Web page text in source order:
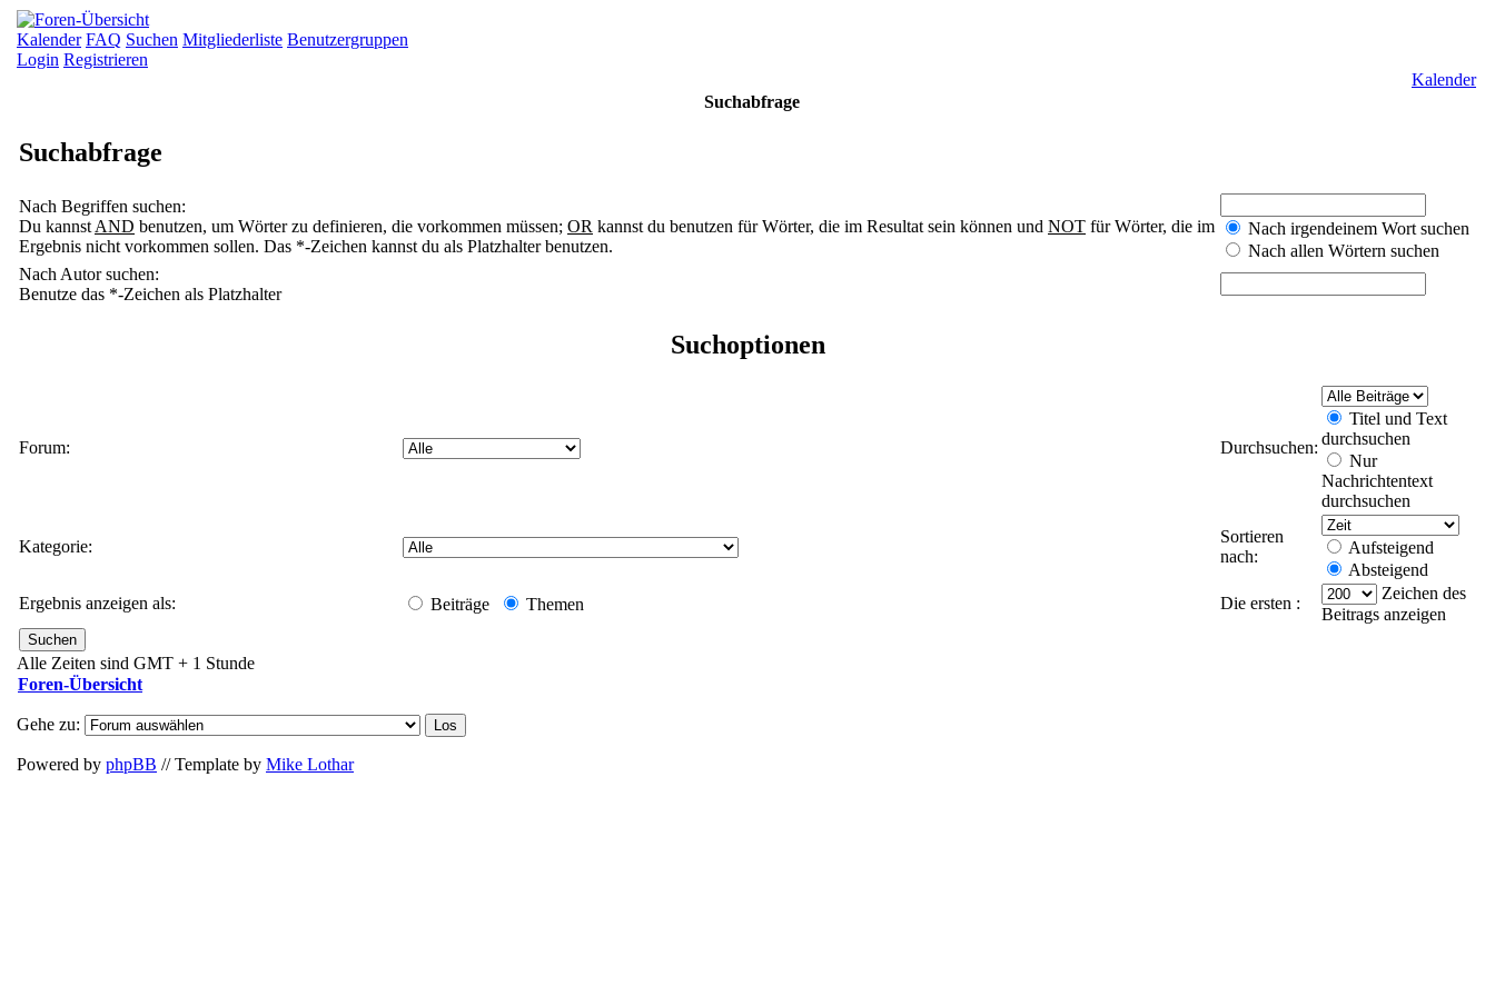
Kalender FAQ Suchen Mitgliederliste Benutzergruppen
Login Registrieren
Kalender
Suchabfrage
Suchabfrage
Nach Begriffen suchen:
Du kannst AND benutzen, um Wörter zu definieren, die vorkommen müssen; OR kannst du benutzen für Wörter, die im Resultat sein können und NOT für Wörter, die im
Ergebnis nicht vorkommen sollen. Das *-Zeichen kannst du als Platzhalter benutzen.
Nach irgendeinem Wort suchen
Nach allen Wörtern suchen
Nach Autor suchen:
Benutze das *-Zeichen als Platzhalter
Suchoptionen
Forum: Durchsuchen:
Titel und Text
durchsuchen
Nur
Nachrichtentext
durchsuchen
Kategorie:
Sortieren
nach:
Aufsteigend
Absteigend
Ergebnis anzeigen als:
Beiträge Themen Die ersten :
Zeichen des
Beitrags anzeigen
Alle Zeiten sind GMT + 1 Stunde
Foren-Übersicht
Gehe zu:
Powered by phpBB // Template by Mike Lothar